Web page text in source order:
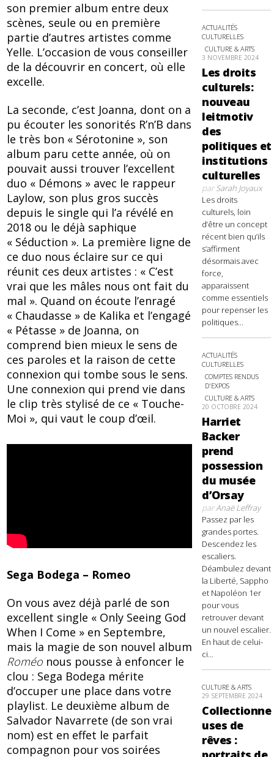
son premier album entre deux
scènes, seule ou en première
partie d’autres artistes comme
Yelle. L’occasion de vous conseiller
de la découvrir en concert, où elle
excelle.
La seconde, c’est Joanna, dont on a
pu écouter les sonorités R’n’B dans
le très bon « Sérotonine », son
album paru cette année, où on
pouvait aussi trouver l’excellent
duo « Démons » avec le rappeur
Laylow, son plus gros succès
depuis le single qui l’a révélé en
2018 ou le déjà saphique
« Séduction ». La première ligne de
ce duo nous éclaire sur ce qui
réunit ces deux artistes : « C’est
vrai que les mâles nous ont fait du
mal ». Quand on écoute l’enragé
« Chaudasse » de Kalika et l’engagé
« Pétasse » de Joanna, on
comprend bien mieux le sens de
ces paroles et la raison de cette
connexion qui tombe sous le sens.
Une connexion qui prend vie dans
le clip très stylisé de ce « Touche-
Moi », qui vaut le coup d’œil.
Sega Bodega – Romeo
On vous avez déjà parlé de son
excellent single « Only Seeing God
When I Come » en Septembre,
mais la magie de son nouvel album
Roméo nous pousse à enfoncer le
clou : Sega Bodega mérite
d’occuper une place dans votre
playlist. Le deuxième album de
Salvador Navarrete (de son vrai
nom) est en effet le parfait
compagnon pour vos soirées
ACTUALITÉS
CULTURELLES
CULTURE & ARTS
3 NOVEMBRE 2024
Les droits
culturels:
nouveau
leitmotiv
des
politiques et
institutions
culturelles
parSarah Joyaux
Les droits
culturels, loin
d’être un concept
récent bien qu’ils
s’affirment
désormais avec
force,
apparaissent
comme essentiels
pour repenser les
politiques...
ACTUALITÉS
CULTURELLES
COMPTES RENDUS
D'EXPOS
CULTURE & ARTS
20 OCTOBRE 2024
Harriet
Backer
prend
possession
du musée
d’Orsay
parAnaë Leffray
Passez par les
grandes portes.
Descendez les
escaliers.
Déambulez devant
la Liberté, Sappho
et Napoléon 1er
pour vous
retrouver devant
un nouvel escalier.
En haut de celui-
ci...
CULTURE & ARTS
29 SEPTEMBRE 2024
Collectionne
uses de
rêves :